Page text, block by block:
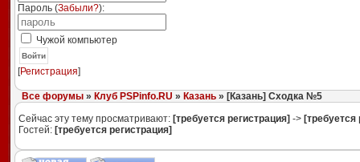
Пароль (Забыли?):
Чужой компьютер
Войти
[Регистрация]
Все форумы» Клуб PSPinfo.RU » Казань» [Казань] Сходка №5
Сейчас эту тему просматривают: [требуется регистрация] -> [требуется
Гостей: [требуется регистрация]